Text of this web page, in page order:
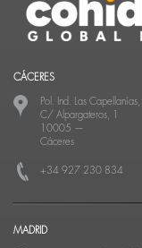
CÁCERES
Pol. Ind. Las Capellanías,
C/ Alpargateros, 1
10005 —
Cáceres
+34 927 230 834
MADRID